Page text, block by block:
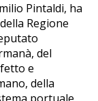
Pintaldi, ha
Regione
del
e
della